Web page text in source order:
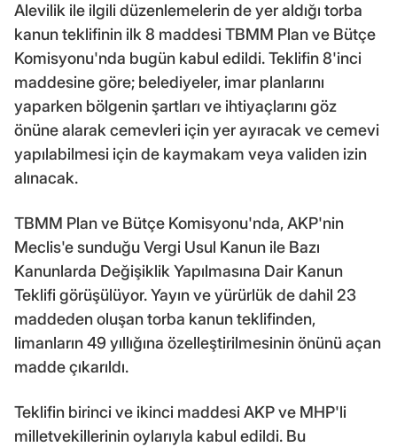
Alevilik ile ilgili düzenlemelerin de yer aldığı torba
kanun teklifinin ilk 8 maddesi TBMM Plan ve Bütçe
Komisyonu'nda bugün kabul edildi. Teklifin 8'inci
maddesine göre; belediyeler, imar planlarını
yaparken bölgenin şartları ve ihtiyaçlarını göz
önüne alarak cemevleri için yer ayıracak ve cemevi
yapılabilmesi için de kaymakam veya validen izin
alınacak.
TBMM Plan ve Bütçe Komisyonu'nda, AKP'nin
Meclis'e sunduğu Vergi Usul Kanun ile Bazı
Kanunlarda Değişiklik Yapılmasına Dair Kanun
Teklifi görüşülüyor. Yayın ve yürürlük de dahil 23
maddeden oluşan torba kanun teklifinden,
limanların 49 yıllığına özelleştirilmesinin önünü açan
madde çıkarıldı.
Teklifin birinci ve ikinci maddesi AKP ve MHP'li
milletvekillerinin oylarıyla kabul edildi. Bu